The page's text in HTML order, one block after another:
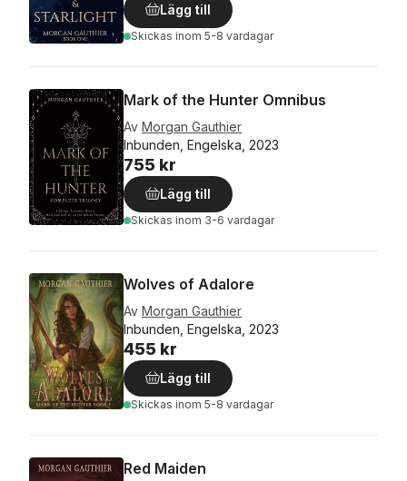
Lägg till
Skickas inom 5-8 vardagar
Mark of the Hunter Omnibus
Av Morgan Gauthier
Inbunden, Engelska, 2023
755 kr
Lägg till
Skickas inom 3-6 vardagar
Wolves of Adalore
Av Morgan Gauthier
Inbunden, Engelska, 2023
455 kr
Lägg till
Skickas inom 5-8 vardagar
Red Maiden